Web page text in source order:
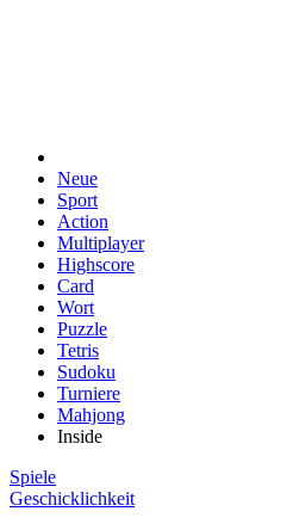
Neue
Sport
Action
Multiplayer
Highscore
Card
Wort
Puzzle
Tetris
Sudoku
Turniere
Mahjong
Inside
Spiele
Geschicklichkeit